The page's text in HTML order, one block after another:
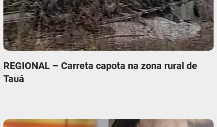
REGIONAL – Carreta capota na zona rural de
Tauá